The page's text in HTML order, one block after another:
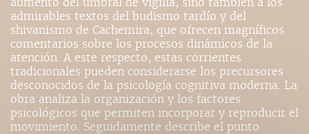
admirables textos del budismo tardío y del
shivanismo de Cachemira, que ofrecen magníficos
comentarios sobre los procesos dinámicos de la
atención. A este respecto, estas corrientes
tradicionales pueden considerarse los precursores
desconocidos de la psicología cognitiva moderna. La
obra analiza la organización y los factores
psicológicos que permiten incorporar y reproducir el
movimiento. Seguidamente describe el punto